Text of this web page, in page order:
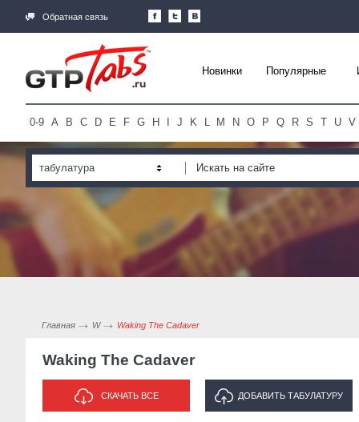
Обратная связь
Новинки Популярные
0-9 A B C D E F G H J K L M N O P Q R S T U V
табулатура
Главная W Waking The Cadaver
Waking The Cadaver
СКАЧАТЬ ВСЕ ДОБАВИТЬ ТАБУЛАТУРУ